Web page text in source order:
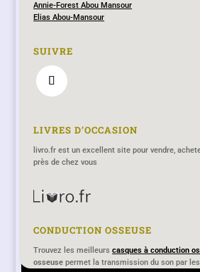
Annie-Forest Abou Mansour
Elias Abou-Mansour
SUIVRE
LIVRES D’OCCASION
livro.fr est un excellent site pour vendre,
près de chez vous
CONDUCTION OSSEUSE
Trouvez les meilleurscasques à conduction
osseuse permet la transmission du son par
Lecritoire-des-muses.fr remplace
lecritoiredesmuses.hautetfort.com qui ne